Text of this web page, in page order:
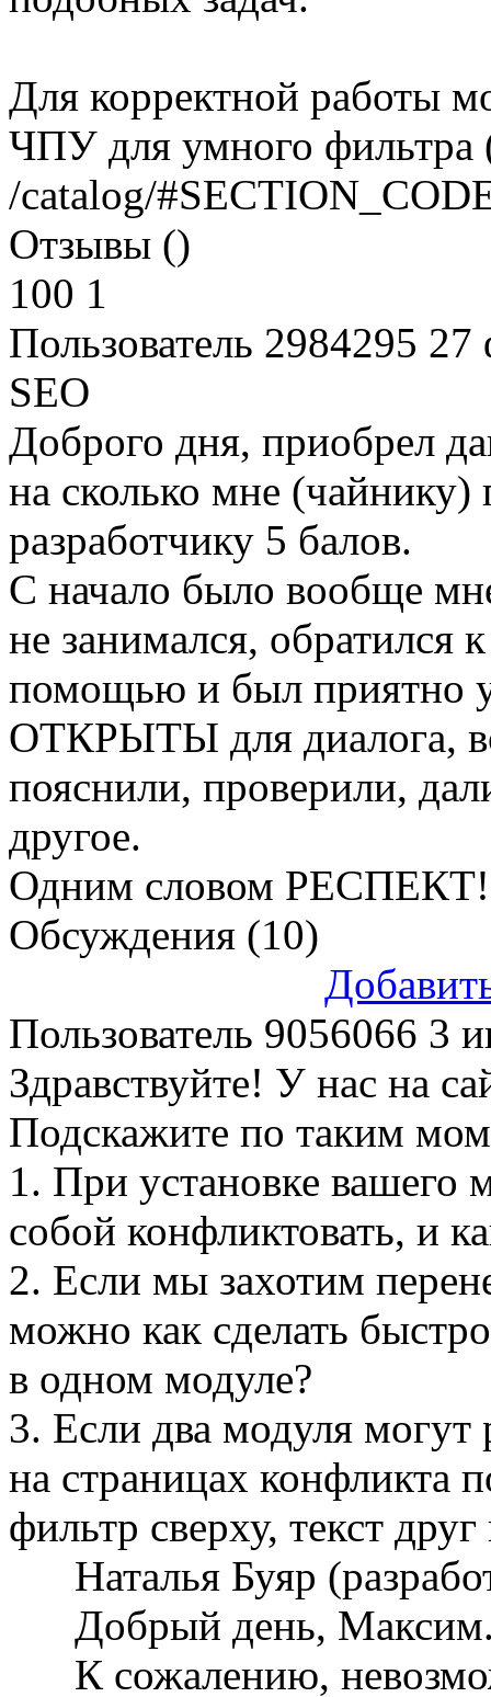
Для корректной работы
ЧПУ для умного фильтра
/catalog/
Отзывы ()
100 1
Пользователь 2984295 27
SEO
Доброго дня, приобрел
на сколько мне (чайнику)
разработчику 5 балов.
С начало было вообще
не занимался, обратился
помощью и был приятно
ОТКРЫТЫ для диалога,
пояснили, проверили,
другое.
Одним словом
Обсуждения (10)
Пользователь 9056066 3
Здравствуйте! У нас на
Подскажите по таким
1. При установке вашего
собой конфликтовать, и
2. Если мы захотим
можно как сделать
в одном модуле?
3. Если два модуля могут
на страницах конфликта
фильтр сверху, текст
Наталья Буяр
Добрый день,
К сожалению,